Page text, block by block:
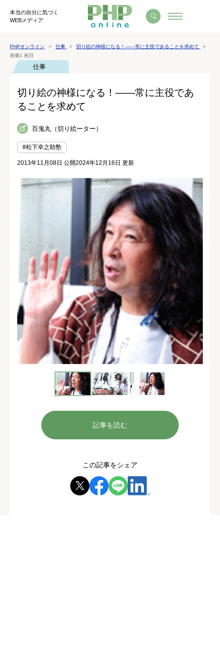
本当の自分に気づく
WEBメディア
PHPオンライン 仕事
切り絵の神様になる！――常に主役であることを求めて
画像1 枚目
仕事
切り絵の神様になる！――常に主役であ
ることを求めて
百鬼丸（切り絵ーター）
#松下幸之助塾
2013年11月08日 公開2024年12月16日 更新
記事を読む
この記事をシェア